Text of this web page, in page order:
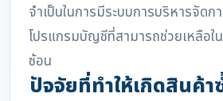
จำเป็นในการมีระบบการบริหารจัดก
โปรแกรมบัญชีที่สามารถช่วยเหลือใ
ซ้อน
ปัจจัยที่ทำให้เกิดสินค้